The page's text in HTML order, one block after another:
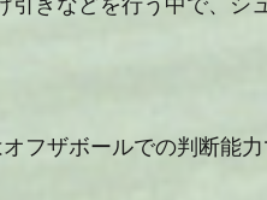
引きなどを行う中で、シ
フザボールでの判断能力